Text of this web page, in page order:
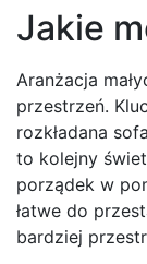
Jakie
Aranżacja
przestrzeń.
rozkładana
to kolejny
porządek w
łatwe do
bardziej